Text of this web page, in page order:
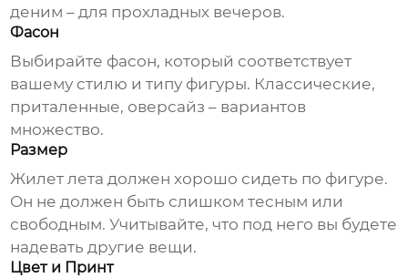
деним – для прохладных вечеров.
Фасон
Выбирайте фасон, который соответствует
вашему стилю и типу фигуры. Классические,
приталенные, оверсайз – вариантов
множество.
Размер
Жилет лета должен хорошо сидеть по фигуре.
Он не должен быть слишком тесным или
свободным. Учитывайте, что под него вы будете
надевать другие вещи.
Цвет и Принт